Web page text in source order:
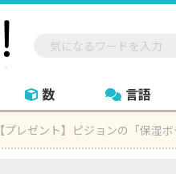
数 言語
【プレゼント】ピジョンの「保湿